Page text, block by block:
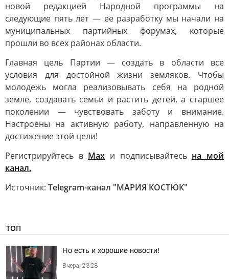
новой редакцией Народной программы на
следующие пять лет — ее разработку мы начали на
муниципальных партийных форумах, которые
прошли во всех районах области.
Главная цель Партии — создать в области все
условия для достойной жизни земляков. Чтобы
молодежь могла реализовывать себя на родной
земле, создавать семьи и растить детей, а старшее
поколении — чувствовать заботу и внимание.
Настроены на активную работу, направленную на
достижение этой цели!
Регистрируйтесь в Max и подписывайтесь на мой
канал.
Источник: Telegram-канал "МАРИЯ КОСТЮК"
ТОП
Но есть и хорошие новости!
Вчера, 23:28